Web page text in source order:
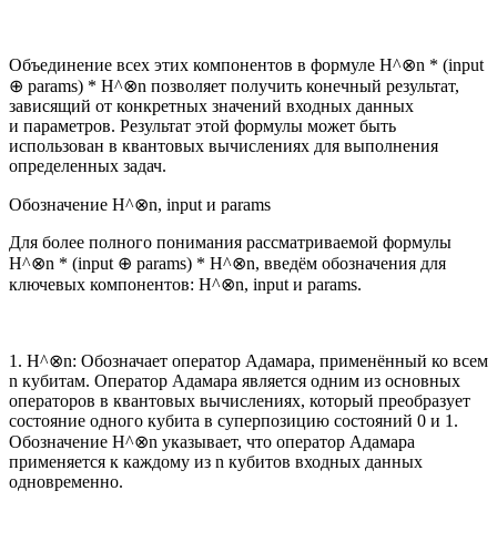
Объединение всех этих компонентов в формуле H^⊗n * (input
⊕ params) * H^⊗n позволяет получить конечный результат,
зависящий от конкретных значений входных данных
и параметров. Результат этой формулы может быть
использован в квантовых вычислениях для выполнения
определенных задач.
Обозначение H^⊗n, input и params
Для более полного понимания рассматриваемой формулы
H^⊗n * (input ⊕ params) * H^⊗n, введём обозначения для
ключевых компонентов: H^⊗n, input и params.
1. H^⊗n: Обозначает оператор Адамара, применённый ко всем
n кубитам. Оператор Адамара является одним из основных
операторов в квантовых вычислениях, который преобразует
состояние одного кубита в суперпозицию состояний 0 и 1.
Обозначение H^⊗n указывает, что оператор Адамара
применяется к каждому из n кубитов входных данных
одновременно.